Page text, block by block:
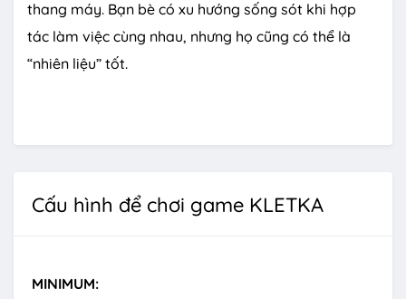
thang máy. Bạn bè có xu hướng sống sót khi hợp
tác làm việc cùng nhau, nhưng họ cũng có thể là
“nhiên liệu” tốt.
Cấu hình để chơi game KLETKA
MINIMUM: